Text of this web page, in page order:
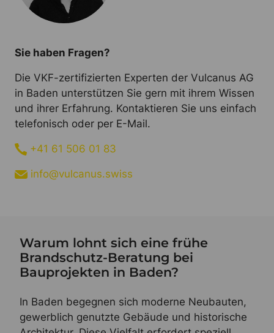
Sie haben Fragen?
Die VKF-zertifizierten Experten der Vulcanus AG
in Baden unterstützen Sie gern mit ihrem Wissen
und ihrer Erfahrung. Kontaktieren Sie uns einfach
telefonisch oder per E-Mail.
+41 61 506 01 83
info@vulcanus.swiss
Warum lohnt sich eine frühe
Brandschutz-Beratung bei
Bauprojekten in Baden?
In Baden begegnen sich moderne Neubauten,
gewerblich genutzte Gebäude und historische